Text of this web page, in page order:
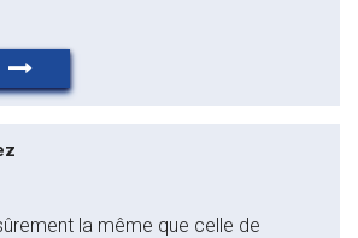
la même que celle de